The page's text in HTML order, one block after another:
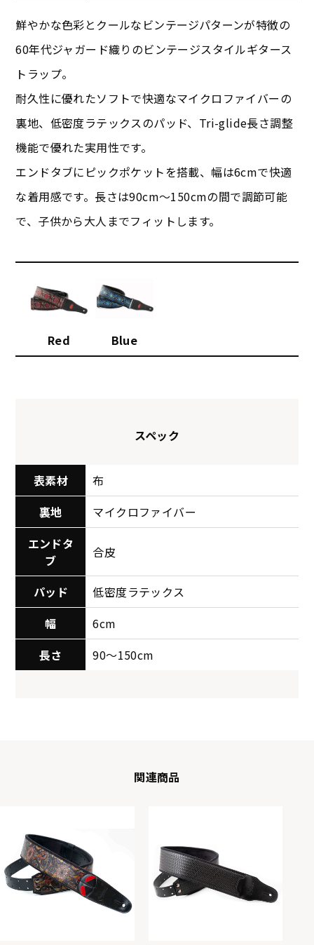
鮮やかな色彩とクールなビンテージパターンが特徴の
60年代ジャガード織りのビンテージスタイルギタース
トラップ。
耐久性に優れたソフトで快適なマイクロファイバーの
裏地、低密度ラテックスのパッド、Tri-glide長さ調整
機能で優れた実用性です。
エンドタブにピックポケットを搭載、幅は6cmで快適
な着用感です。長さは90cm～150cmの間で調節可能
で、子供から大人までフィットします。
Red Blue
スペック
表素材
布
裏地
マイクロファイバー
エンドタ
ブ
合皮
パッド
低密度ラテックス
幅
6cm
長さ
90～150cm
関連商品